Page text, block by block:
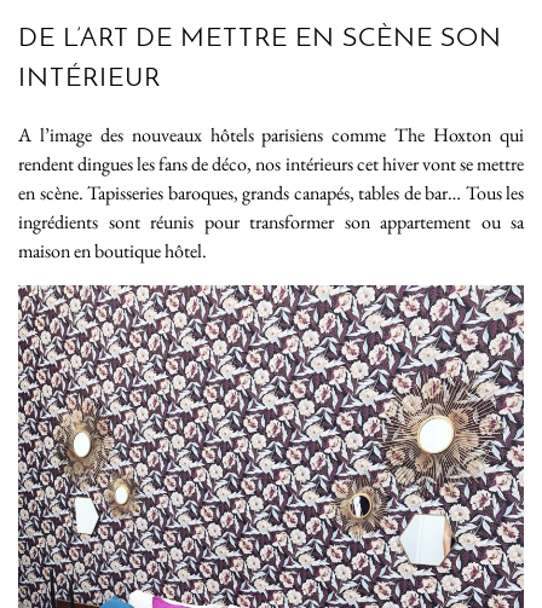
DE L’ART DE METTRE EN SCÈNE SON
INTÉRIEUR
A l’image des nouveaux hôtels parisiens comme The Hoxton qui
rendent dingues les fans de déco, nos intérieurs cet hiver vont se mettre
en scène. Tapisseries baroques, grands canapés, tables de bar… Tous les
ingrédients sont réunis pour transformer son appartement ou sa
maison en boutique hôtel.